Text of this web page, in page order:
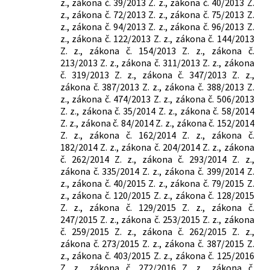
z., zákona č. 72/2013 Z. z., zákona č. 75/2013 Z.
z., zákona č. 94/2013 Z. z., zákona č. 96/2013 Z.
z., zákona č. 122/2013 Z. z., zákona č. 144/2013
Z. z., zákona č. 154/2013 Z. z., zákona č.
213/2013 Z. z., zákona č. 311/2013 Z. z., zákona
č. 319/2013 Z. z., zákona č. 347/2013 Z. z.,
zákona č. 387/2013 Z. z., zákona č. 388/2013 Z.
z., zákona č. 474/2013 Z. z., zákona č. 506/2013
Z. z., zákona č. 35/2014 Z. z., zákona č. 58/2014
Z. z., zákona č. 84/2014 Z. z., zákona č. 152/2014
Z. z., zákona č. 162/2014 Z. z., zákona č.
182/2014 Z. z., zákona č. 204/2014 Z. z., zákona
č. 262/2014 Z. z., zákona č. 293/2014 Z. z.,
zákona č. 335/2014 Z. z., zákona č. 399/2014 Z.
z., zákona č. 40/2015 Z. z., zákona č. 79/2015 Z.
z., zákona č. 120/2015 Z. z., zákona č. 128/2015
Z. z., zákona č. 129/2015 Z. z., zákona č.
247/2015 Z. z., zákona č. 253/2015 Z. z., zákona
č. 259/2015 Z. z., zákona č. 262/2015 Z. z.,
zákona č. 273/2015 Z. z., zákona č. 387/2015 Z.
z., zákona č. 403/2015 Z. z., zákona č. 125/2016
Z. z., zákona č. 272/2016 Z. z., zákona č.